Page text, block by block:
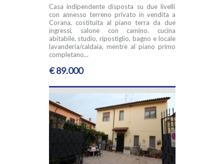
Casa indipendente disposta su due livelli
con annesso terreno privato in vendita a
Corana, costituita al piano terra da due
ingressi, salone con camino. cucina
abitabile, studio, ripostiglio, bagno e locale
lavanderia/caldaia, mentre al piano primo
completano...
€ 89.000